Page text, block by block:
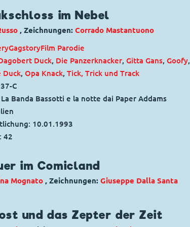
im Nebel
, Zeichnungen: Corrado Mastantuono
GagstoryFilm Parodie
Duck, Die Panzerknacker, Gitta Gans, Goofy,
Duck, Opa Knack, Tick, Trick und Track
C
Banda Bassotti e la notte dai Paper Addams
10.01.1993
42
im Comicland
Mognato, Zeichnungen: Giuseppe Dalla Santa
und Behörnchen ,Alice im Wunderland
Basil der grosse Mäusedetektiv
und das Zepter der Zeit